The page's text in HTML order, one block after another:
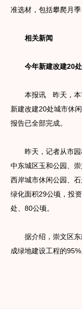
准选材，包括攀爬月
相关新闻
今年新建改建20处
本报讯 昨天，本市
新建改建20处城市休
报告已全部完成。
昨天，记者从市园
中东城区玉和公园、
西岸城市休闲公园、
绿化面积29公顷，投
处、80公顷。
据介绍，崇文区东
成绿地建设工程的95%